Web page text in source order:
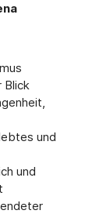
Blick
und
und